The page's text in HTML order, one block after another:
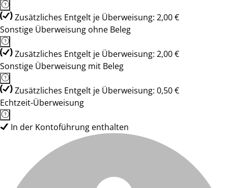
Zusätzliches Entgelt je Überweisung: 2,00 €
Sonstige Überweisung ohne Beleg
Zusätzliches Entgelt je Überweisung: 2,00 €
Sonstige Überweisung mit Beleg
Zusätzliches Entgelt je Überweisung: 0,50 €
Echtzeit-Überweisung
In der Kontoführung enthalten